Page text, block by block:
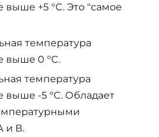
выше +5 °C. Это "самое
температура
выше 0 °C.
температура
выше -5 °C. Обладает
и В.